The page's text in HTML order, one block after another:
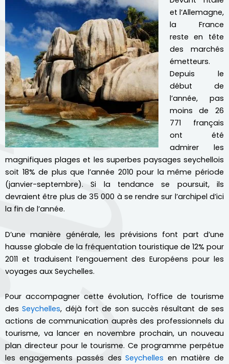
et l’Allemagne,
la France
reste en tête
des marchés
émetteurs.
Depuis le
début de
l’année, pas
moins de 26
771 français
ont été
admirer les
magnifiques plages et les superbes paysages seychellois
soit 18% de plus que l’année 2010 pour la même période
(janvier-septembre). Si la tendance se poursuit, ils
devraient être plus de 35 000 à se rendre sur l’archipel d’ici
la fin de l’année.
D’une manière générale, les prévisions font part d’une
hausse globale de la fréquentation touristique de 12% pour
2011 et traduisent l’engouement des Européens pour les
voyages aux Seychelles.
Pour accompagner cette évolution, l’office de tourisme
desSeychelles, déjà fort de son succès résultant de ses
actions de communication auprès des professionnels du
tourisme, va lancer en novembre prochain, un nouveau
plan directeur pour le tourisme. Ce programme perpétue
les engagements passés desSeychelles en matière de